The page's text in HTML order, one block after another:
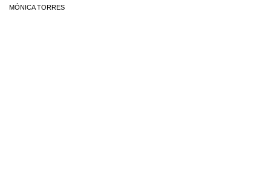
MÓNICA TORRES